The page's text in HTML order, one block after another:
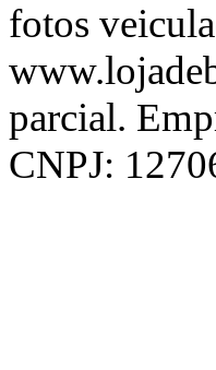
fotos
parcial.
CNPJ: